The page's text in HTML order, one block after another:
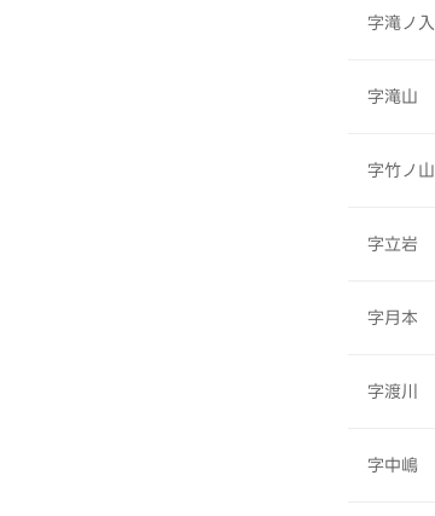
字滝ノ入
字滝山
字竹ノ山
字立岩
字月本
字渡川
字中嶋